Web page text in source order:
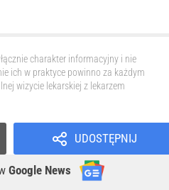
charakter informacyjny i nie
ich w praktyce powinno za każdym
wizycie lekarskiej z lekarzem
UDOSTĘPNIJ
Google News